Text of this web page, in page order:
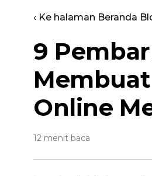
‹ Ke halaman Beranda
9
Online
12 menit baca